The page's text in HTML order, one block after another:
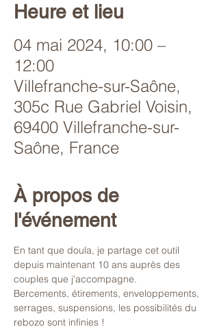
Heure et lieu
04 mai 2024, 10:00 –
12:00
Villefranche-sur-Saône,
305c Rue Gabriel Voisin,
69400 Villefranche-sur-
Saône, France
À propos de
l'événement
En tant que doula, je partage cet outil
depuis maintenant 10 ans auprès des
couples que j'accompagne.
Bercements, étirements, enveloppements,
serrages, suspensions, les possibilités du
rebozo sont infinies !